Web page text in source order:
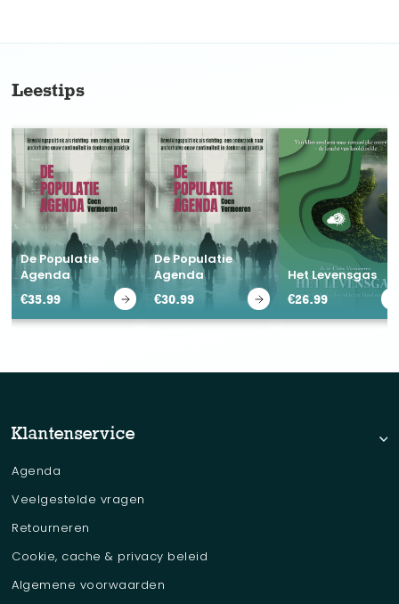
Leestips
De Populatie
Agenda
€35.99
De Populatie
Agenda
€30.99
Het Levensgas
€26.99
Klantenservice
Agenda
Veelgestelde vragen
Retourneren
Cookie, cache & privacy beleid
Algemene voorwaarden